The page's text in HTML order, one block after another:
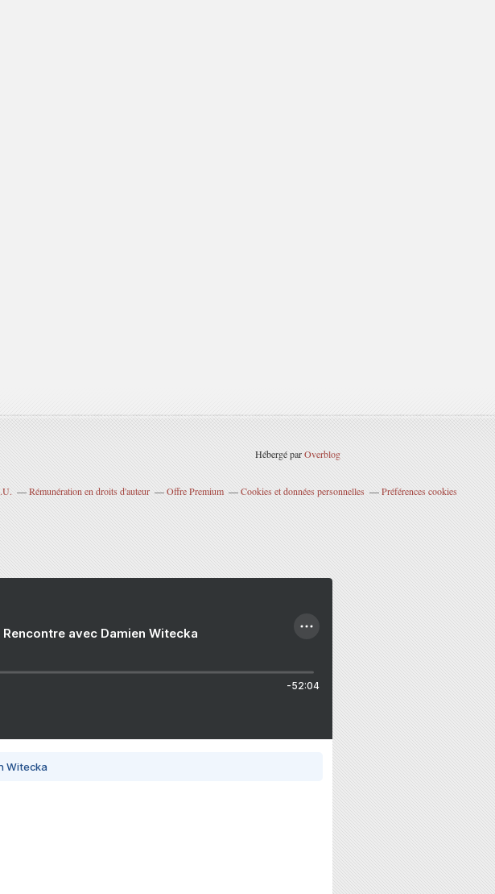
Hébergé parOverblog
Rémunération en droits d'auteur Offre Premium Cookies et données personnelles Préférences cookies
avec Damien Witecka
-52:04
Witecka